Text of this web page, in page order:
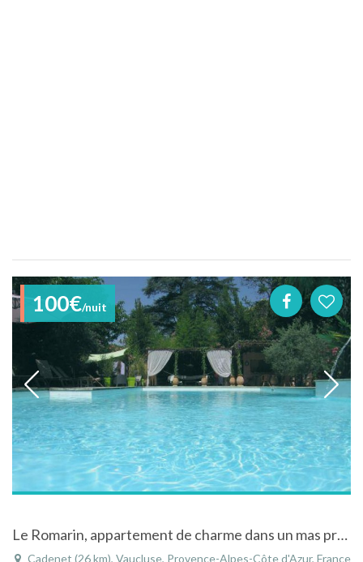
100€/nuit
Le Romarin, appartement de charme dans un mas provençal du Luberon
Cadenet (26 km), Vaucluse, Provence-Alpes-Côte d'Azur, France